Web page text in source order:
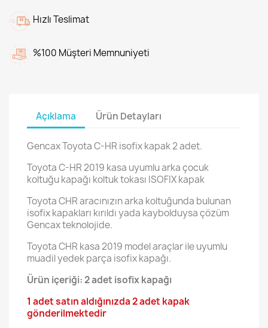
Hızlı Teslimat
%100 Müşteri Memnuniyeti
Açıklama Ürün Detayları
Gencax Toyota C-HR isofix kapak 2 adet.
Toyota C-HR 2019 kasa uyumlu arka çocuk
koltuğu kapağı koltuk tokası ISOFIX kapak
Toyota CHR aracınızın arka koltuğunda bulunan
isofix kapakları kırıldı yada kaybolduysa çözüm
Gencax teknolojide.
Toyota CHR kasa 2019 model araçlar ile uyumlu
muadil yedek parça isofix kapağı.
Ürün içeriği: 2 adet isofix kapağı
1 adet satın aldığınızda 2 adet kapak
gönderilmektedir